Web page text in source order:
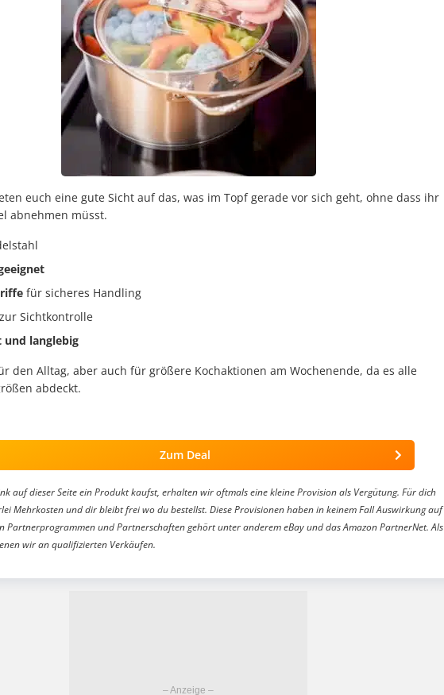
euch eine gute Sicht auf das, was im Topf gerade vor sich geht, ohne dass ihr
abnehmen müsst.
für sicheres Handling
zur Sichtkontrolle
und langlebig
den Alltag, aber auch für größere Kochaktionen am Wochenende, da es alle
abdeckt.
Zum Deal
auf dieser Seite ein Produkt kaufst, erhalten wir oftmals eine kleine Provision als Vergütung. Für dich
Mehrkosten und dir bleibt frei wo du bestellst. Diese Provisionen haben in keinem Fall Auswirkung auf
Partnerprogrammen und Partnerschaften gehört unter anderem eBay und das Amazon PartnerNet. Als
wir an qualifizierten Verkäufen.